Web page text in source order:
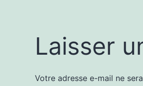
Laisser
Votre adresse e-mail ne